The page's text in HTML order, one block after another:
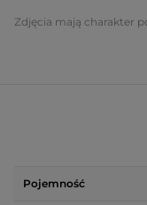
Zdjęcia mają charakter
Pojemność